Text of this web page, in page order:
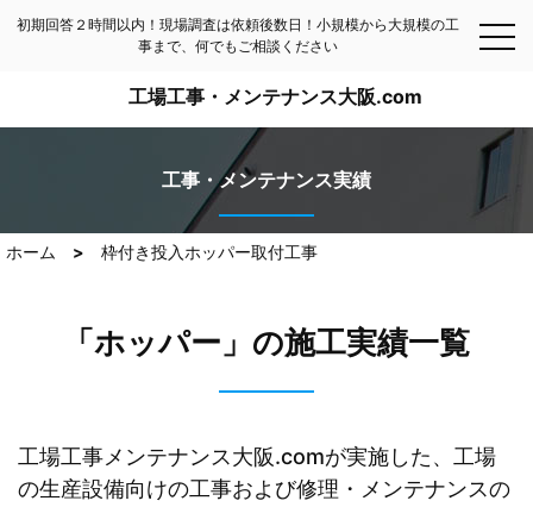
初期回答２時間以内！現場調査は依頼後数日！小規模から大規模の工
事まで、何でもご相談ください
工場工事・メンテナンス大阪.com
工事・メンテナンス実績
ホーム 枠付き投入ホッパー取付工事
「ホッパー」の施工実績一覧
工場工事メンテナンス大阪.comが実施した、工場
の生産設備向けの工事および修理・メンテナンスの